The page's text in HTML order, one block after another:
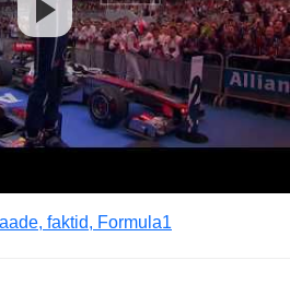
faktid, Formula1